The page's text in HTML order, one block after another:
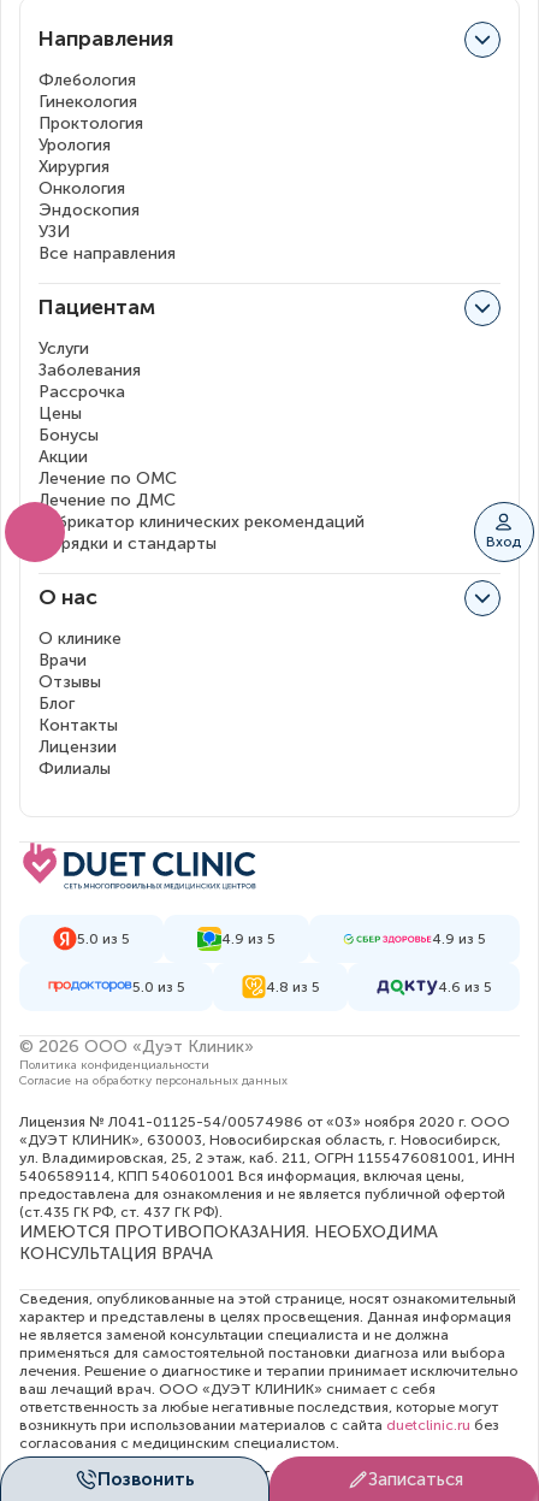
Вход
Позвонить Записаться
Направления
Флебология
Гинекология
Проктология
Урология
Хирургия
Онкология
Эндоскопия
УЗИ
Все направления
Пациентам
Услуги
Заболевания
Рассрочка
Цены
Бонусы
Акции
Лечение по ОМС
Лечение по ДМС
Рубрикатор клинических рекомендаций
Порядки и стандарты
О нас
О клинике
Врачи
Отзывы
Блог
Контакты
Лицензии
Филиалы
5.0 из 5 4.9 из 5 4.9 из 5
5.0 из 5 4.8 из 5 4.6 из 5
© 2026 ООО «Дуэт Клиник»
Политика конфиденциальности
Согласие на обработку персональных данных
Лицензия № Л041-01125-54/00574986 от «03» ноября 2020 г. ООО
«ДУЭТ КЛИНИК», 630003, Новосибирская область, г. Новосибирск,
ул. Владимировская, 25, 2 этаж, каб. 211, ОГРН 1155476081001, ИНН
5406589114, КПП 540601001 Вся информация, включая цены,
предоставлена для ознакомления и не является публичной офертой
(ст.435 ГК РФ, cт. 437 ГК РФ).
ИМЕЮТСЯ ПРОТИВОПОКАЗАНИЯ. НЕОБХОДИМА
КОНСУЛЬТАЦИЯ ВРАЧА
Сведения, опубликованные на этой странице, носят ознакомительный
характер и представлены в целях просвещения. Данная информация
не является заменой консультации специалиста и не должна
применяться для самостоятельной постановки диагноза или выбора
лечения. Решение о диагностике и терапии принимает исключительно
ваш лечащий врач. ООО «ДУЭТ КЛИНИК» снимает с себя
ответственность за любые негативные последствия, которые могут
возникнуть при использовании материалов с сайта duetclinic.ru без
согласования с медицинским специалистом.
Администрация клиники прилагает все усилия для своевременного
обновления цен в опубликованном на сайте прейскуранте. Тем не